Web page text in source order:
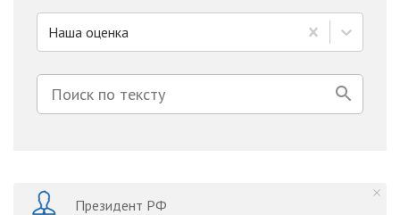
Наша оценка
Президент РФ